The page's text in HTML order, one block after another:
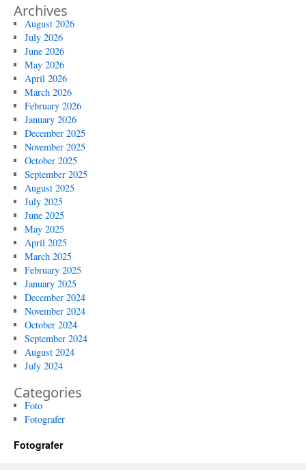
Archives
August 2026
July 2026
June 2026
May 2026
April 2026
March 2026
February 2026
January 2026
December 2025
November 2025
October 2025
September 2025
August 2025
July 2025
June 2025
May 2025
April 2025
March 2025
February 2025
January 2025
December 2024
November 2024
October 2024
September 2024
August 2024
July 2024
Categories
Foto
Fotografer
Fotografer